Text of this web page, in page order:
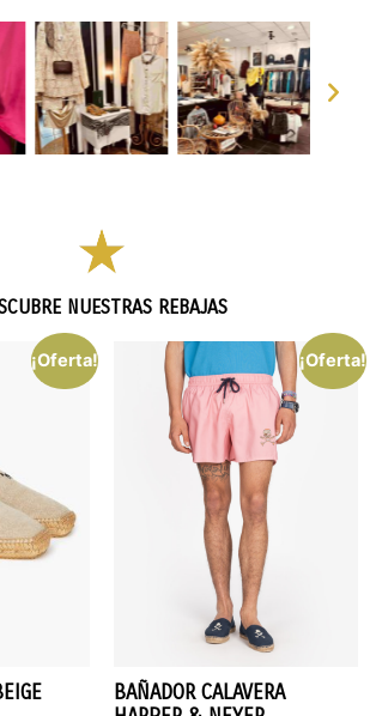
NUESTRAS REBAJAS
¡Oferta! ¡Oferta!
BAÑADOR CALAVERA